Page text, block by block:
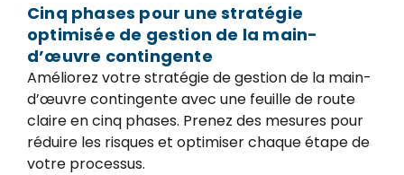
Cinq phases pour une stratégie
optimisée de gestion de la main-
d’œuvre contingente
Améliorez votre stratégie de gestion de la main-
d’œuvre contingente avec une feuille de route
claire en cinq phases. Prenez des mesures pour
réduire les risques et optimiser chaque étape de
votre processus.